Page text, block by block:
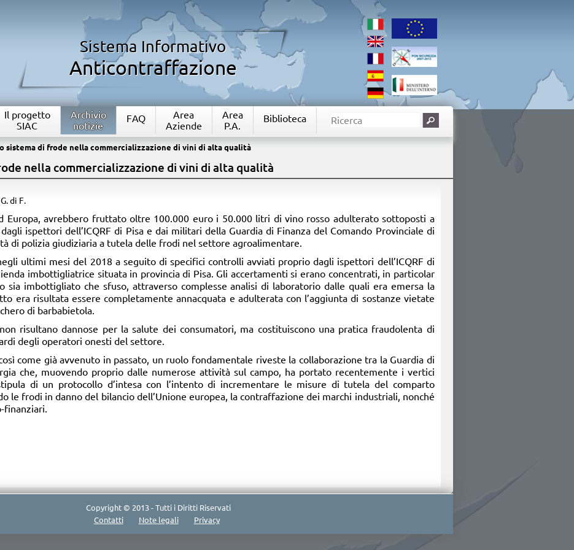
Sistema Informativo
Anticontraffazione
Il progetto
SIAC
Archivio
notizie
FAQ
Area
Aziende
Area
P.A.
Biblioteca
sistema di frode nella commercializzazione di vini di alta qualità
nella commercializzazione di vini di alta qualità
di F.
Europa, avrebbero fruttato oltre 100.000 euro i 50.000 litri di vino rosso adulterato sottoposti a
ispettori dell’ICQRF di Pisa e dai militari della Guardia di Finanza del Comando Provinciale di
di polizia giudiziaria a tutela delle frodi nel settore agroalimentare.
ultimi mesi del 2018 a seguito di specifici controlli avviati proprio dagli ispettori dell’ICQRF di
imbottigliatrice situata in provincia di Pisa. Gli accertamenti si erano concentrati, in particolar
sia imbottigliato che sfuso, attraverso complesse analisi di laboratorio dalle quali era emersa la
era risultata essere completamente annacquata e adulterata con l’aggiunta di sostanze vietate
di barbabietola.
risultano dannose per la salute dei consumatori, ma costituiscono una pratica fraudolenta di
degli operatori onesti del settore.
come già avvenuto in passato, un ruolo fondamentale riveste la collaborazione tra la Guardia di
che, muovendo proprio dalle numerose attività sul campo, ha portato recentemente i vertici
di un protocollo d’intesa con l’intento di incrementare le misure di tutela del comparto
le frodi in danno del bilancio dell’Unione europea, la contraffazione dei marchi industriali, nonché
finanziari.
Copyright © 2013 - Tutti i Diritti Riservati
Contatti
Note legali Privacy